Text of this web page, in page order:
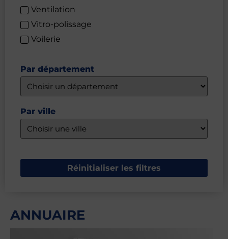
Ventilation
Vitro-polissage
Voilerie
Par département
Par ville
Réinitialiser les filtres
ANNUAIRE